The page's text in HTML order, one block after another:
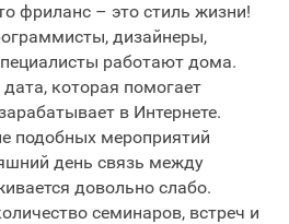
фриланс – это стиль жизни!
дизайнеры,
работают дома.
которая помогает
в Интернете.
подобных мероприятий
день связь между
довольно слабо.
семинаров, встреч и